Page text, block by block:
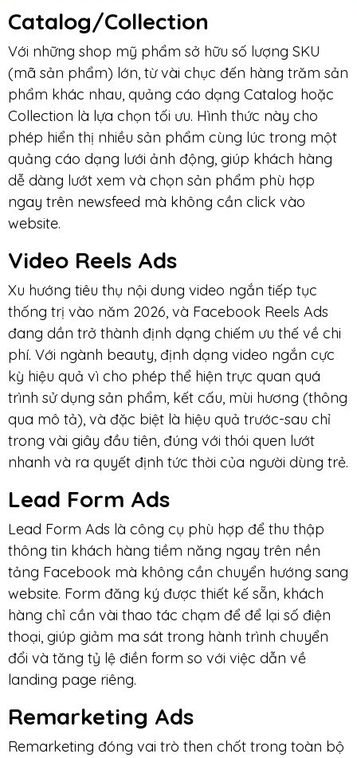
Catalog/Collection
Với những shop mỹ phẩm sở hữu số lượng SKU
(mã sản phẩm) lớn, từ vài chục đến hàng trăm sản
phẩm khác nhau, quảng cáo dạng Catalog hoặc
Collection là lựa chọn tối ưu. Hình thức này cho
phép hiển thị nhiều sản phẩm cùng lúc trong một
quảng cáo dạng lưới ảnh động, giúp khách hàng
dễ dàng lướt xem và chọn sản phẩm phù hợp
ngay trên newsfeed mà không cần click vào
website.
Video Reels Ads
Xu hướng tiêu thụ nội dung video ngắn tiếp tục
thống trị vào năm 2026, và Facebook Reels Ads
đang dần trở thành định dạng chiếm ưu thế về chi
phí. Với ngành beauty, định dạng video ngắn cực
kỳ hiệu quả vì cho phép thể hiện trực quan quá
trình sử dụng sản phẩm, kết cấu, mùi hương (thông
qua mô tả), và đặc biệt là hiệu quả trước-sau chỉ
trong vài giây đầu tiên, đúng với thói quen lướt
nhanh và ra quyết định tức thời của người dùng trẻ.
Lead Form Ads
Lead Form Ads là công cụ phù hợp để thu thập
thông tin khách hàng tiềm năng ngay trên nền
tảng Facebook mà không cần chuyển hướng sang
website. Form đăng ký được thiết kế sẵn, khách
hàng chỉ cần vài thao tác chạm để để lại số điện
thoại, giúp giảm ma sát trong hành trình chuyển
đổi và tăng tỷ lệ điền form so với việc dẫn về
landing page riêng.
Remarketing Ads
Remarketing đóng vai trò then chốt trong toàn bộ